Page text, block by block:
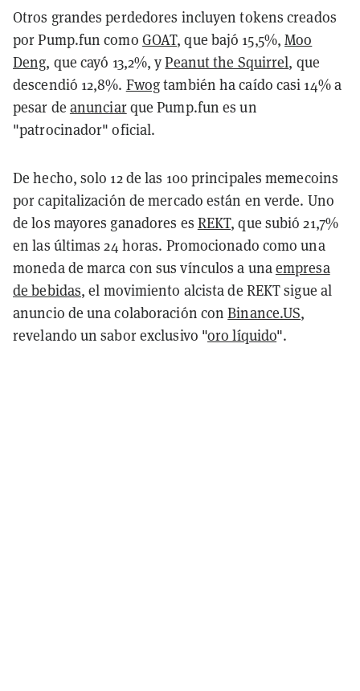
Otros grandes perdedores incluyen tokens creados
por Pump.fun como GOAT, que bajó 15,5%,Moo
Deng, que cayó 13,2%, yPeanut the Squirrel, que
descendió 12,8%. Fwogtambién ha caído casi 14% a
pesar de anunciarque Pump.fun es un
"patrocinador" oficial.
De hecho, solo 12 de las 100 principales memecoins
por capitalización de mercado están en verde. Uno
de los mayores ganadores es REKT, que subió 21,7%
en las últimas 24 horas. Promocionado como una
moneda de marca con sus vínculos a unaempresa
de bebidas, el movimiento alcista de REKT sigue al
anuncio de una colaboración conBinance.US,
revelando un sabor exclusivo "oro líquido".